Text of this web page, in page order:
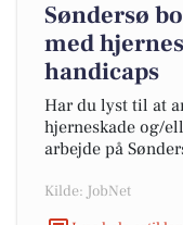
Søndersø
med
handicaps
Har du lyst til at
hjerneskade og/
arbejde på
Kilde: JobNet